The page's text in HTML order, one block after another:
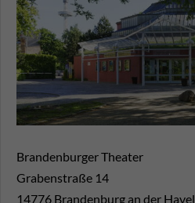
Brandenburger Theater
Grabenstraße 14
14776 Brandenburg an der Havel